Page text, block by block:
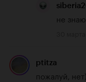
не
ptitza
пожалуй,